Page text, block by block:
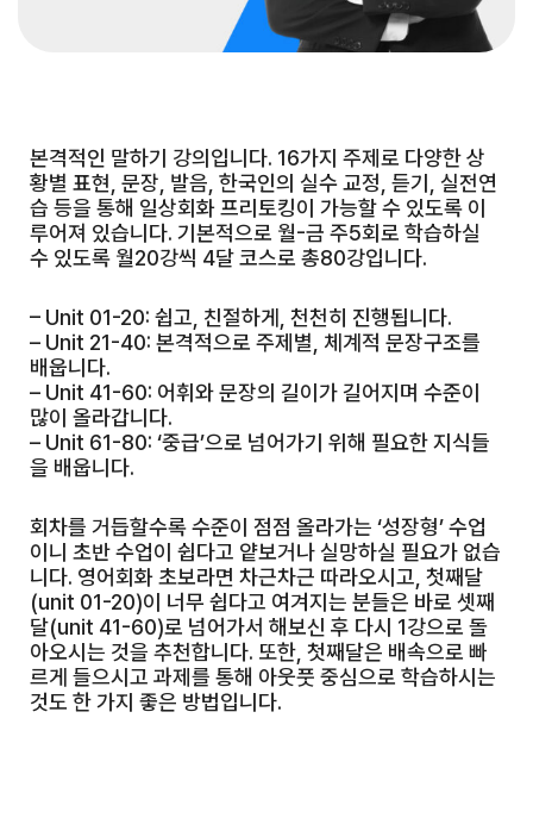
본격적인 말하기 강의입니다. 16가지 주제로 다양한 상
황별 표현, 문장, 발음, 한국인의 실수 교정, 듣기, 실전연
습 등을 통해 일상회화 프리토킹이 가능할 수 있도록 이
루어져 있습니다. 기본적으로 월-금 주5회로 학습하실
수 있도록 월20강씩 4달 코스로 총80강입니다.
– Unit 01-20: 쉽고, 친절하게, 천천히 진행됩니다.
– Unit 21-40: 본격적으로 주제별, 체계적 문장구조를
배웁니다.
– Unit 41-60: 어휘와 문장의 길이가 길어지며 수준이
많이 올라갑니다.
– Unit 61-80: ‘중급’으로 넘어가기 위해 필요한 지식들
을 배웁니다.
회차를 거듭할수록 수준이 점점 올라가는 ‘성장형’ 수업
이니 초반 수업이 쉽다고 얕보거나 실망하실 필요가 없습
니다. 영어회화 초보라면 차근차근 따라오시고, 첫째달
(unit 01-20)이 너무 쉽다고 여겨지는 분들은 바로 셋째
달(unit 41-60)로 넘어가서 해보신 후 다시 1강으로 돌
아오시는 것을 추천합니다. 또한, 첫째달은 배속으로 빠
르게 들으시고 과제를 통해 아웃풋 중심으로 학습하시는
것도 한 가지 좋은 방법입니다.